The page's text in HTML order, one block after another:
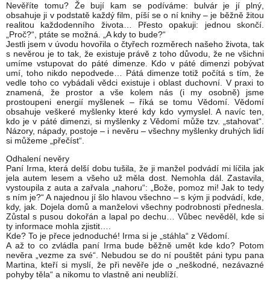
Nevěříte tomu? Že bují kam se podíváme: bulvár je jí plný,
obsahuje ji v podstatě každý film, píší se o ní knihy – je běžně žitou
realitou každodenního života… Přesto opakuji: jednou skončí.
„Proč?“, ptáte se možná. „A kdy to bude?“
Jestli jsem v úvodu hovořila o čtyřech rozměrech našeho života, tak
s nevěrou je to tak, že existuje právě z toho důvodu, že ne všichni
umíme vstupovat do páté dimenze. Kdo v páté dimenzi pobývat
umí, toho nikdo nepodvede… Pátá dimenze totiž počítá s tím, že
vedle toho co vybádali vědci existuje i oblast duchovní. V praxi to
znamená, že prostor a vše kolem nás (i my osobně) jsme
prostoupeni energií myšlenek – říká se tomu Vědomí. Vědomí
obsahuje veškeré myšlenky které kdy kdo vymyslel. A navíc ten,
kdo je v páté dimenzi, si myšlenky z Vědomí může tzv. „stahovat“.
Názory, nápady, postoje – i nevěru – všechny myšlenky druhých lidí
si můžeme „přečíst“.
Odhalení nevěry
Paní Irma, která delší dobu tušila, že ji manžel podvádí mi líčila jak
jela autem lesem a všeho už měla dost. Nemohla dál. Zastavila,
vystoupila z auta a zařvala „nahoru“: „Bože, pomoz mi! Jak to tedy
s ním je?“ A najednou jí šlo hlavou všechno – s kým ji podvádí, kde,
kdy, jak. Dojela domů a manželovi všechny podrobnosti přednesla.
Zůstal s pusou dokořán a lapal po dechu… Vůbec nevěděl, kde si
ty informace mohla zjistit….
Kde? To je přece jednoduché! Irma si je „stáhla“ z Vědomí.
A až to co zvládla paní Irma bude běžně umět kde kdo? Potom
nevěra „vezme za své“. Nebudou se do ní pouštět páni typu pana
Martina, kteří si myslí, že při nevěře jde o „neškodné, nezávazné
pohyby těla“ a nikomu to vlastně ani neublíží.